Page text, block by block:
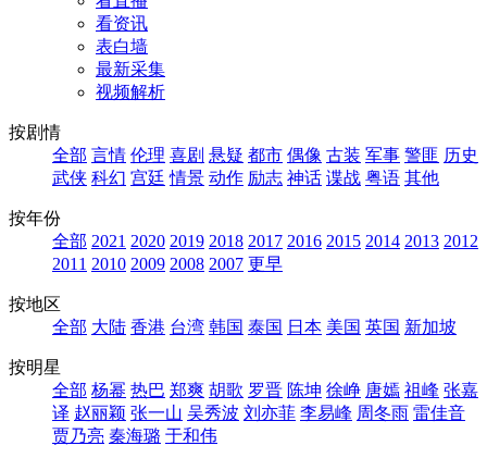
看资讯
表白墙
最新采集
视频解析
按剧情
全部 言情 伦理 喜剧 悬疑 都市 偶像 古装 军事 警匪 历史
武侠 科幻 宫廷 情景 动作 励志 神话 谍战 粤语 其他
按年份
全部 2021 2020 2019 2018 2017 2016 2015 2014 2013 2012
2011 2010 2009 2008 2007 更早
按地区
全部 大陆 香港 台湾 韩国 泰国 日本 美国 英国 新加坡
按明星
全部 杨幂 热巴 郑爽 胡歌 罗晋 陈坤 徐峥 唐嫣 祖峰 张嘉
译 赵丽颖 张一山 吴秀波 刘亦菲 李易峰 周冬雨 雷佳音
贾乃亮 秦海璐 于和伟